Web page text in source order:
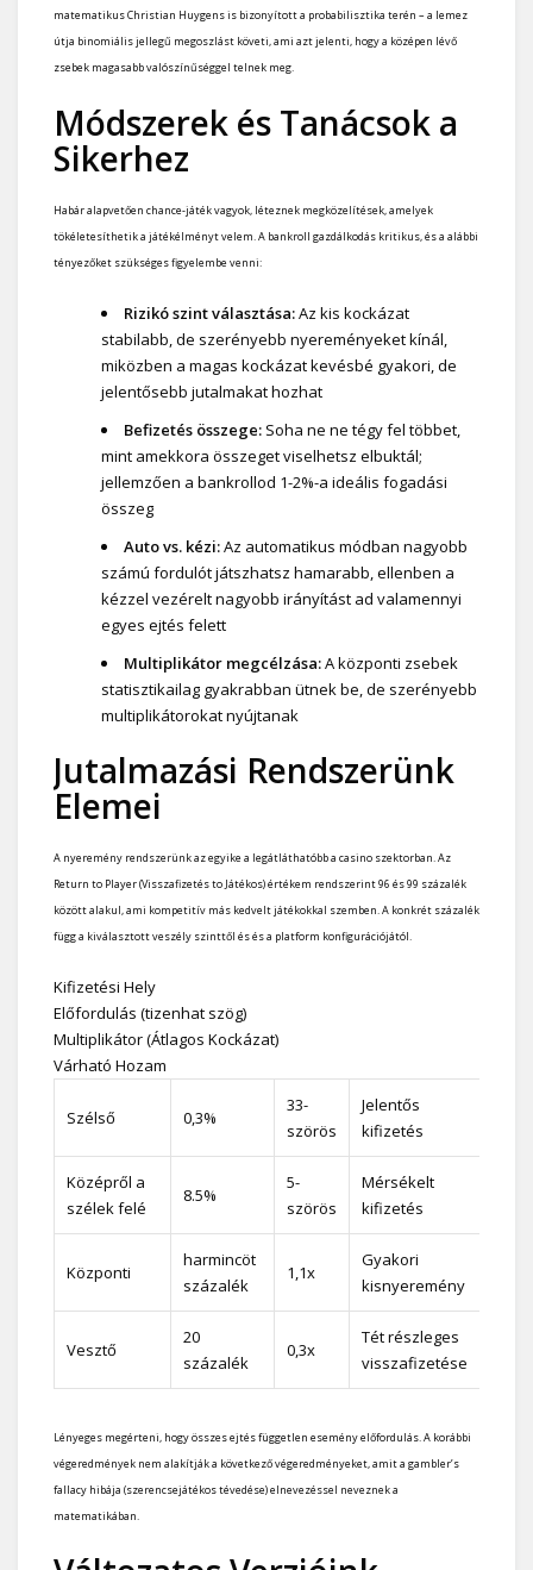
matematikus Christian Huygens is bizonyított a probabilisztika terén – a lemez
útja binomiális jellegű megoszlást követi, ami azt jelenti, hogy a középen lévő
zsebek magasabb valószínűséggel telnek meg.
Módszerek és Tanácsok a
Sikerhez
Habár alapvetően chance-játék vagyok, léteznek megközelítések, amelyek
tökéletesíthetik a játékélményt velem. A bankroll gazdálkodás kritikus, és a alábbi
tényezőket szükséges figyelembe venni:
Rizikó szint választása:Az kis kockázat
stabilabb, de szerényebb nyereményeket kínál,
miközben a magas kockázat kevésbé gyakori, de
jelentősebb jutalmakat hozhat
Befizetés összege: Soha ne ne tégy fel többet,
mint amekkora összeget viselhetsz elbuktál;
jellemzően a bankrollod 1-2%-a ideális fogadási
összeg
Auto vs. kézi:Az automatikus módban nagyobb
számú fordulót játszhatsz hamarabb, ellenben a
kézzel vezérelt nagyobb irányítást ad valamennyi
egyes ejtés felett
Multiplikátor megcélzása:A központi zsebek
statisztikailag gyakrabban ütnek be, de szerényebb
multiplikátorokat nyújtanak
Jutalmazási Rendszerünk
Elemei
A nyeremény rendszerünk az egyike a legátláthatóbb a casino szektorban. Az
Return to Player (Visszafizetés to Játékos) értékem rendszerint 96 és 99 százalék
között alakul, ami kompetitív más kedvelt játékokkal szemben. A konkrét százalék
függ a kiválasztott veszély szinttől és és a platform konfigurációjától.
Kifizetési Hely
Előfordulás (tizenhat szög)
Multiplikátor (Átlagos Kockázat)
Várható Hozam
Szélső 0,3%
33-
szörös
Jelentős
kifizetés
Középről a
szélek felé
8.5%
5-
szörös
Mérsékelt
kifizetés
Központi
harmincöt
százalék
1,1x
Gyakori
kisnyeremény
Vesztő
20
százalék
0,3x
Tét részleges
visszafizetése
Lényeges megérteni, hogy összes ejtés független esemény előfordulás. A korábbi
végeredmények nem alakítják a következő végeredményeket, amit a gambler’s
fallacy hibája (szerencsejátékos tévedése) elnevezéssel neveznek a
matematikában.